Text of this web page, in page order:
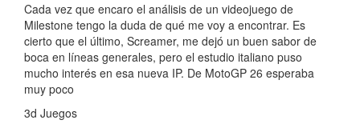
Cada vez que encaro el análisis de un videojuego de
Milestone tengo la duda de qué me voy a encontrar. Es
cierto que el último, Screamer, me dejó un buen sabor de
boca en líneas generales, pero el estudio italiano puso
mucho interés en esa nueva IP. De MotoGP 26 esperaba
muy poco
3d Juegos